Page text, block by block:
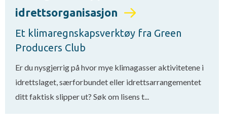
idrettsorganisasjon
Et klimaregnskapsverktøy fra Green
Producers Club
Er du nysgjerrig på hvor mye klimagasser aktivitetene i
idrettslaget, særforbundet eller idrettsarrangementet
ditt faktisk slipper ut? Søk om lisens t...